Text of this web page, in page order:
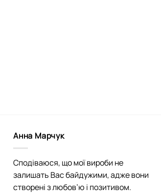
Анна Марчук
Сподіваюся, що мої вироби не
залишать Вас байдужими, адже вони
створені з любов’ю і позитивом.